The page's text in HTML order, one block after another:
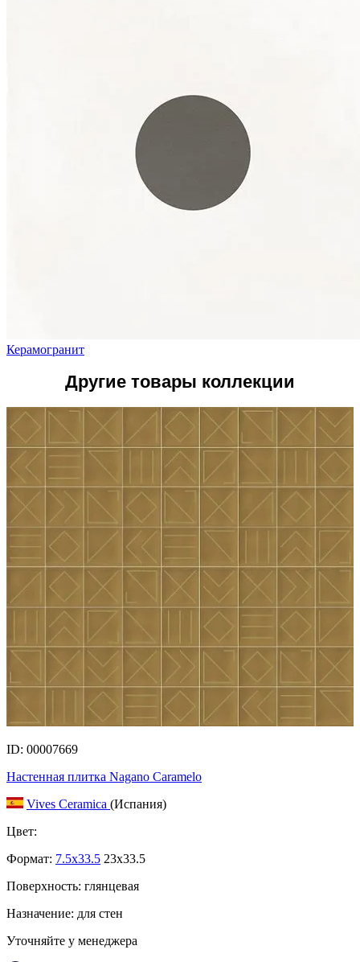
Керамогранит
Другие товары коллекции
ID: 00007669
Настенная плитка Nagano Caramelo
Vives Ceramica (Испания)
Цвет:
Формат: 7.5x33.5 23x33.5
Поверхность: глянцевая
Назначение: для стен
Уточняйте у менеджера